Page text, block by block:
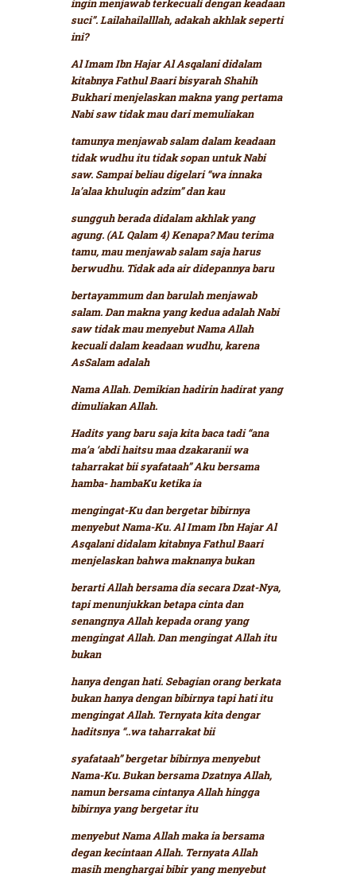
ingin menjawab terkecuali dengan keadaan
suci”. Lailahailalllah, adakah akhlak seperti
ini?
Al Imam Ibn Hajar Al Asqalani didalam
kitabnya Fathul Baari bisyarah Shahih
Bukhari menjelaskan makna yang pertama
Nabi saw tidak mau dari memuliakan
tamunya menjawab salam dalam keadaan
tidak wudhu itu tidak sopan untuk Nabi
saw. Sampai beliau digelari“wa innaka
la’alaa khuluqin adzim”dan kau
sungguh berada didalam akhlak yang
agung. (AL Qalam 4)Kenapa? Mau terima
tamu, mau menjawab salam saja harus
berwudhu. Tidak ada air didepannya baru
bertayammum dan barulah menjawab
salam. Dan makna yang kedua adalah Nabi
saw tidak mau menyebut Nama Allah
kecuali dalam keadaan wudhu, karena
AsSalam adalah
Nama Allah. Demikian hadirin hadirat yang
dimuliakan Allah.
Hadits yang baru saja kita baca tadi“ana
ma’a ‘abdi haitsu maa dzakaranii wa
taharrakat bii syafataah”Aku bersama
hamba- hambaKu ketika ia
mengingat-Ku dan bergetar bibirnya
menyebut Nama-Ku.Al Imam Ibn Hajar Al
Asqalani didalam kitabnya Fathul Baari
menjelaskan bahwa maknanya bukan
berarti Allah bersama dia secara Dzat-Nya,
tapi menunjukkan betapa cinta dan
senangnya Allah kepada orang yang
mengingat Allah. Dan mengingat Allah itu
bukan
hanya dengan hati. Sebagian orang berkata
bukan hanya dengan bibirnya tapi hati itu
mengingat Allah. Ternyata kita dengar
haditsnya “..wa taharrakat bii
syafataah”bergetar bibirnya menyebut
Nama-Ku.Bukan bersama Dzatnya Allah,
namun bersama cintanya Allah hingga
bibirnya yang bergetar itu
menyebut Nama Allah maka ia bersama
degan kecintaan Allah. Ternyata Allah
masih menghargai bibir yang menyebut